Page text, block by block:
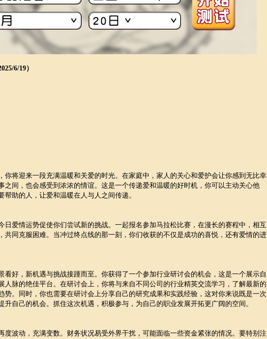
6/19）
你将迎来一段充满温暖和关爱的时光。在家庭中，家人的关心和爱护会让你感到无比幸
之间，也会感受到浓浓的情谊。这是一个传递爱和温暖的好时机，你可以主动关心他
帮助的人，让爱和温暖在人与人之间传递。
日爱情运势促使你们尝试新的挑战。一起报名参加马拉松比赛，在漫长的赛程中，相互
共同克服困难。当冲过终点线的那一刻，你们收获的不仅是成功的喜悦，还有爱情的进
看好，新机遇与挑战接踵而至。你获得了一个参加行业研讨会的机会，这是一个展示自
人脉的绝佳平台。在研讨会上，你将与来自不同公司的行业精英交流学习，了解最新的
势。同时，你也需要在研讨会上分享自己的研究成果和实践经验，这对你来说既是一次
升自己的机会。抓住这次机遇，积极参与，为自己的职业发展开拓更广阔的空间。
度波动，充满变数。财务状况易受外界干扰，可能面临一些资金紧张的情况。要特别注